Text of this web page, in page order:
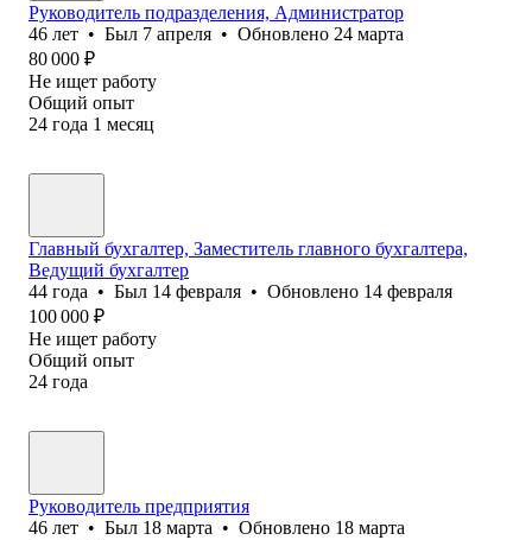
Руководитель подразделения, Администратор
46 лет • Был 7 апреля • Обновлено 24 марта
80 000 ₽
Не ищет работу
Общий опыт
24 года 1 месяц
Главный бухгалтер, Заместитель главного бухгалтера,
Ведущий бухгалтер
44 года • Был 14 февраля • Обновлено 14 февраля
100 000 ₽
Не ищет работу
Общий опыт
24 года
Руководитель предприятия
46 лет • Был 18 марта • Обновлено 18 марта